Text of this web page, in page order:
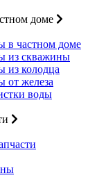
доме
в частном доме
из скважины
из колодца
от железа
воды